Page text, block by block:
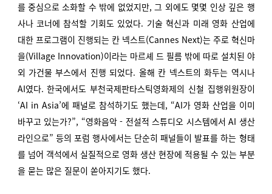
를 중심으로 소화할 수 밖에 없었지만, 그 외에도 몇몇 인상 깊은 행
사나 코너에 참석할 기회도 있었다. 기술 혁신과 미래 영화 산업에
대한 프로그램이 진행되는 칸 넥스트(Cannes Next)는 주로 혁신마
을(Village Innovation)이라는 마르셰 드 필름 밖에 따로 설치된 야
외 가건물 부스에서 진행 되었다. 올해 칸 넥스트의 화두는 역시나
AI였다. 한국에서도 부천국제판타스틱영화제의 신철 집행위원장이
‘AI in Asia’에 패널로 참석하기도 했는데, “AI가 영화 산업을 이미
바꾸고 있는가?”, “영화음악 - 전설적 스튜디오 시스템에서 AI 생산
라인으로” 등의 포럼 행사에서는 단순히 패널들이 발표를 하는 형태
를 넘어 객석에서 실질적으로 영화 생산 현장에 적용될 수 있는 부분
을 묻는 많은 질문이 쏟아지기도 했다.